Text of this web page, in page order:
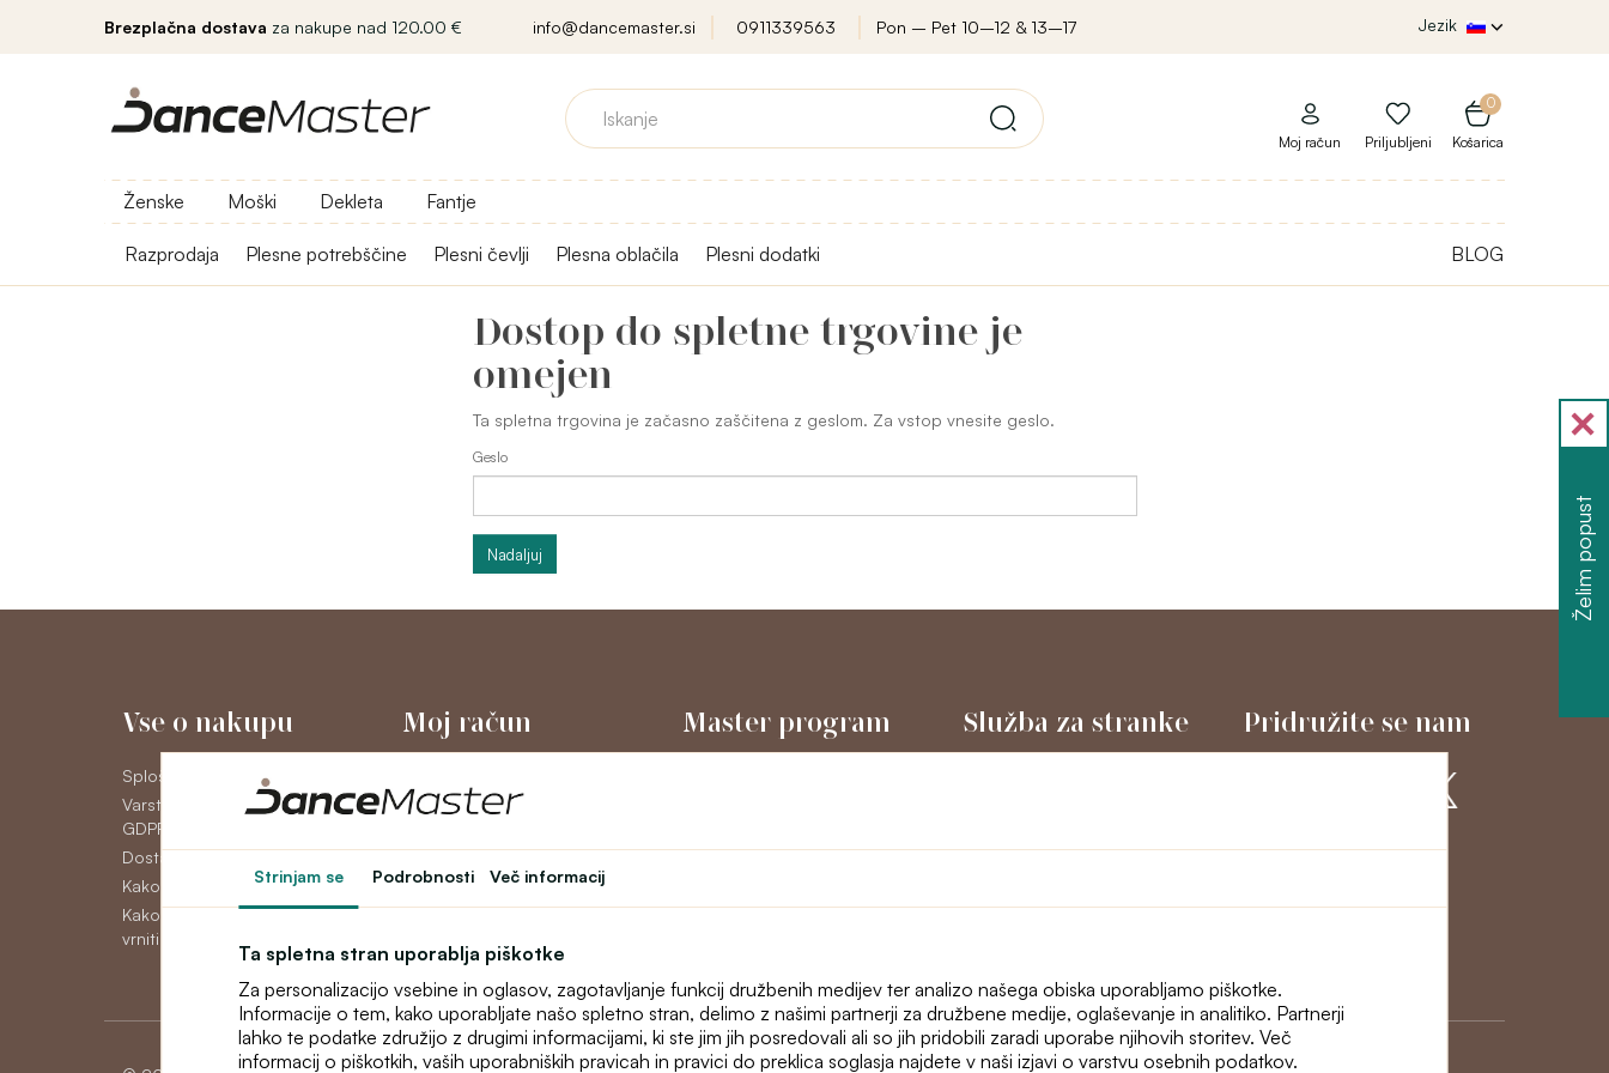
Strinjam se Podrobnosti Več informacij
Ta spletna stran uporablja piškotke
Za personalizacijo vsebine in oglasov, zagotavljanje funkcij družbenih medijev ter analizo našega obiska uporabljamo piškotke.
Informacije o tem, kako uporabljate našo spletno stran, delimo z našimi partnerji za družbene medije, oglaševanje in analitiko. Partnerji
lahko te podatke združijo z drugimi informacijami, ki ste jim jih posredovali ali so jih pridobili zaradi uporabe njihovih storitev. Več
informacij o piškotkih, vaših uporabniških pravicah in pravici do preklica soglasja najdete v naši izjavi o varstvu osebnih podatkov.
Brezplačna dostava za nakupe nad 120.00 € info@dancemaster.si 0911339563 Pon – Pet 10–12 & 13–17 Jezik
0
Košarica
Moj račun Priljubljeni
Ženske Moški Dekleta Fantje
Razprodaja Plesne potrebščine Plesni čevlji Plesna oblačila Plesni dodatki BLOG
Dostop do spletne trgovine je
omejen
Ta spletna trgovina je začasno zaščitena z geslom. Za vstop vnesite geslo.
Geslo
Nadaljuj
Vse o nakupu
Splošni poslovni pogoji
Varstvo osebnih podatkov
GDPR
Dostava
Kako plačati
Kako reklamirati, zamenjati ali
vrniti blago
Moj račun
Zgodovina naročil
Master program Služba za stranke Pridružite se nam
Želim popust